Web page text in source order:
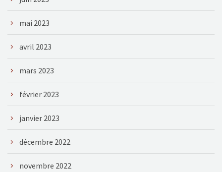
mai 2023
avril 2023
mars 2023
février 2023
janvier 2023
décembre 2022
novembre 2022